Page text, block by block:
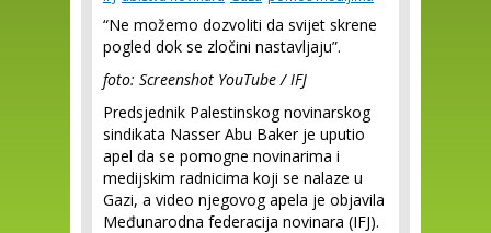
“Ne možemo dozvoliti da svijet skrene
pogled dok se zločini nastavljaju”.
foto: Screenshot YouTube / IFJ
Predsjednik Palestinskog novinarskog
sindikata Nasser Abu Baker je uputio
apel da se pomogne novinarima i
medijskim radnicima koji se nalaze u
Gazi, a video njegovog apela je objavila
Međunarodna federacija novinara (IFJ).